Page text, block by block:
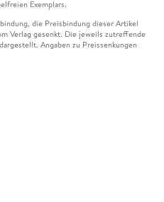
Exemplars.
die Preisbindung dieser Artikel
Verlag gesenkt. Die jeweils zutreffende
Angaben zu Preissenkungen